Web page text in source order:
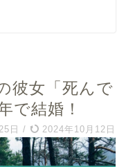
彼女「死んで
で結婚！
日 / 2024年10月12日